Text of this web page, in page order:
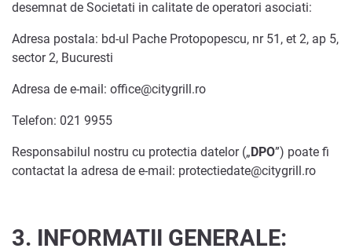
desemnat de Societati in calitate de operatori asociati:
Adresa postala: bd-ul Pache Protopopescu, nr 51, et 2, ap 5,
sector 2, Bucuresti
Adresa de e-mail: office@citygrill.ro
Telefon: 021 9955
Responsabilul nostru cu protectia datelor („DPO”) poate fi
contactat la adresa de e-mail: protectiedate@citygrill.ro
3. INFORMATII GENERALE: